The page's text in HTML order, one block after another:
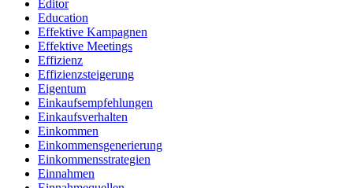
Editor
Education
Effektive Kampagnen
Effektive Meetings
Effizienz
Effizienzsteigerung
Eigentum
Einkaufsempfehlungen
Einkaufsverhalten
Einkommen
Einkommensgenerierung
Einkommensstrategien
Einnahmen